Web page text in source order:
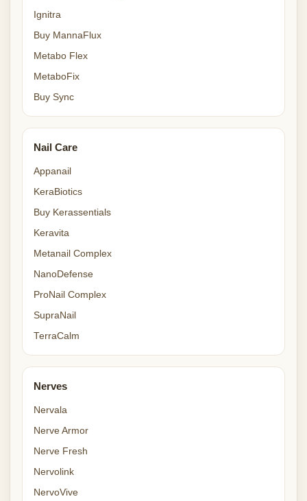
Ignitra
Buy MannaFlux
Metabo Flex
MetaboFix
Buy Sync
Nail Care
Appanail
KeraBiotics
Buy Kerassentials
Keravita
Metanail Complex
NanoDefense
ProNail Complex
SupraNail
TerraCalm
Nerves
Nervala
Nerve Armor
Nerve Fresh
Nervolink
NervoVive